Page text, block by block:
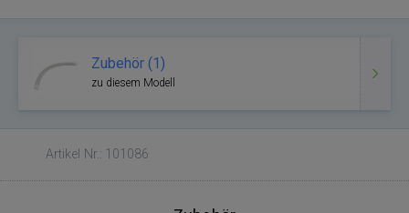
Zubehör (1)
zu diesem Modell
Artikel Nr.: 101086